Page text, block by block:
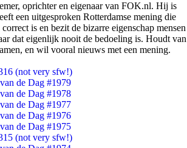
oprichter en eigenaar van FOK.nl. Hij is
een uitgesproken Rotterdamse mening die
is en bezit de bizarre eigenschap mensen
dat eigenlijk nooit de bedoeling is. Houdt van
en wil vooral nieuws met een mening.
(not very sfw!)
de Dag #1979
de Dag #1978
de Dag #1977
de Dag #1976
de Dag #1975
(not very sfw!)